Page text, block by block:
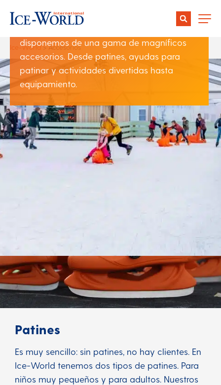
Ice-World>Accesorios
Para que usted y sus visitantes saquen el
máximo partido a su pista de hielo,
disponemos de una gama de magníficos
accesorios. Desde patines, ayudas para
patinar y actividades divertidas hasta
equipamiento.
Fuente adicional de ingresos
Patinaje sobre hielo súper seguro
Patines
Es muy sencillo: sin patines, no hay clientes. En
Ice-World tenemos dos tipos de patines. Para
niños muy pequeños y para adultos. Nuestros